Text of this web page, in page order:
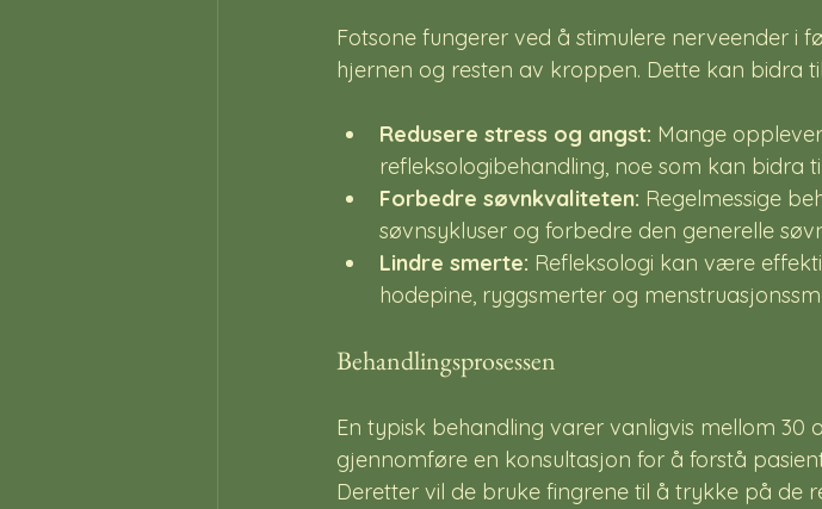
Fotsone fungerer ved å stimulere nerveender i
hjernen og resten av kroppen. Dette kan bidra
Redusere stress og angst: Mange
refleksologibehandling, noe som kan bidra
Forbedre søvnkvaliteten: Regelmessige
søvnsykluser og forbedre den generelle
Lindre smerte: Refleksologi kan være
hodepine, ryggsmerter og
Behandlingsprosessen
En typisk behandling varer vanligvis mellom 30
gjennomføre en konsultasjon for å forstå
Deretter vil de bruke fingrene til å trykke på de